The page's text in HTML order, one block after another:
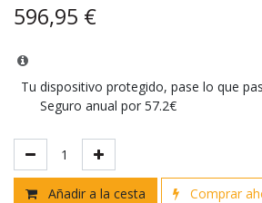
596,95 €
Tu dispositivo protegido, pase lo que
Seguro anual por 57.2€
Añadir a la cesta Comprar